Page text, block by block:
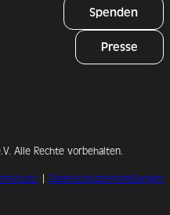
Spenden
Presse
Alle Rechte vorbehalten.
| Datenschutzeinstellungen